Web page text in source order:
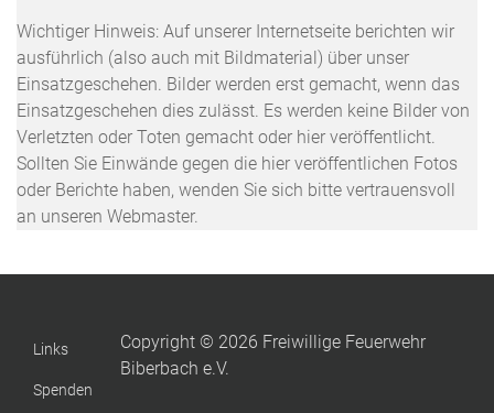
Wichtiger Hinweis: Auf unserer Internetseite berichten wir
ausführlich (also auch mit Bildmaterial) über unser
Einsatzgeschehen. Bilder werden erst gemacht, wenn das
Einsatzgeschehen dies zulässt. Es werden keine Bilder von
Verletzten oder Toten gemacht oder hier veröffentlicht.
Sollten Sie Einwände gegen die hier veröffentlichen Fotos
oder Berichte haben, wenden Sie sich bitte vertrauensvoll
an unseren Webmaster.
Links
Spenden
Copyright © 2026 Freiwillige Feuerwehr
Biberbach e.V.